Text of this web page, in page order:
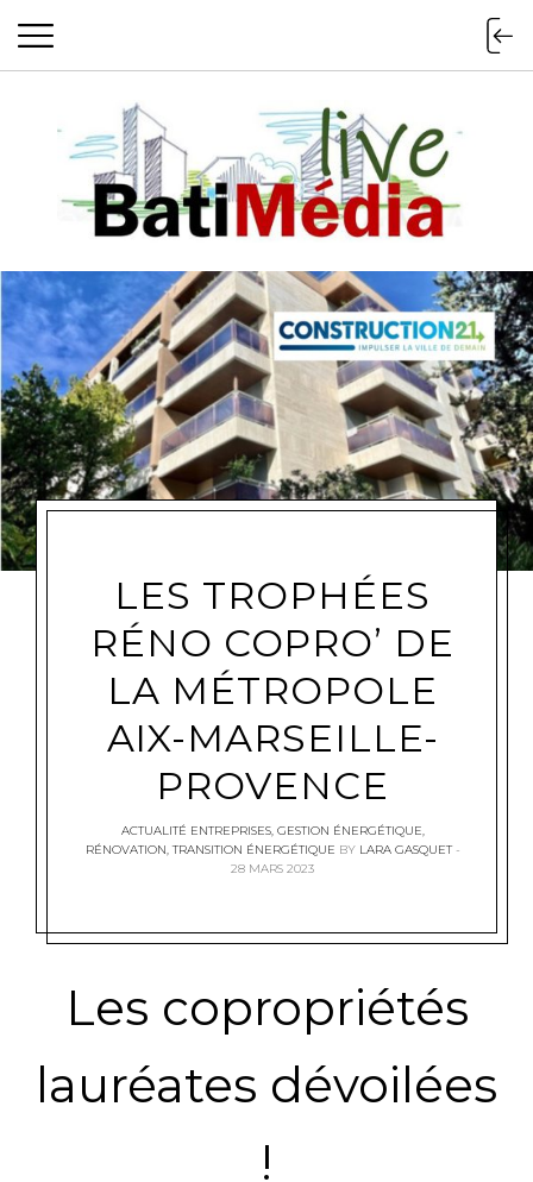
Batimedialive
LES TROPHÉES
RÉNO COPRO’ DE
LA MÉTROPOLE
AIX-MARSEILLE-
PROVENCE
ACTUALITÉ ENTREPRISES, GESTION ÉNERGÉTIQUE,
RÉNOVATION,TRANSITION ÉNERGÉTIQUE BY LARA GASQUET
28 MARS 2023
Les copropriétés
lauréates dévoilées
!